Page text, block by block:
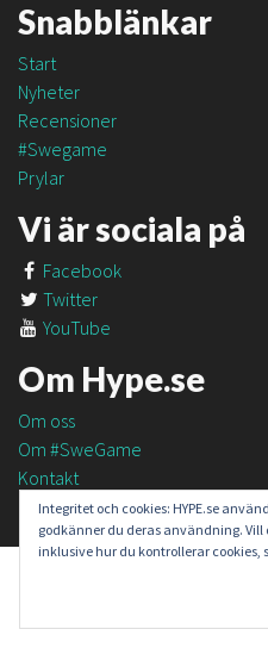
Snabblänkar
Start
Nyheter
Recensioner
#Swegame
Prylar
Vi är sociala på
Facebook
Twitter
YouTube
Om Hype.se
Om oss
Om #SweGame
Kontakt
Integritet och cookies: HYPE.se
godkänner du deras användning. Vill
inklusive hur du kontrollerar cookies,